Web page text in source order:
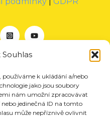
Souhlas
k ukládání a/nebo
jako jsou soubory
nám umožní zpracovávat
jedinečná ID na tomto
může nepříznivě ovlivnit